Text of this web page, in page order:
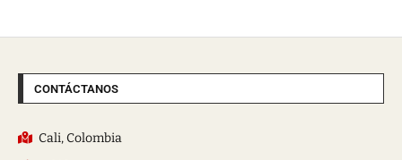
CONTÁCTANOS
Cali, Colombia